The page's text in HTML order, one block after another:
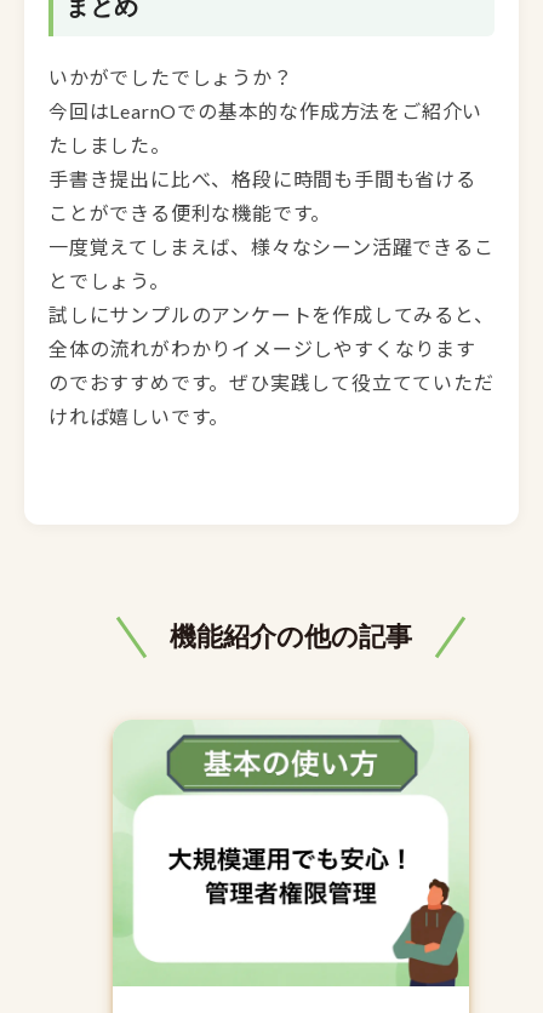
まとめ
いかがでしたでしょうか？
今回はLearnOでの基本的な作成方法をご紹介い
たしました。
手書き提出に比べ、格段に時間も手間も省ける
ことができる便利な機能です。
一度覚えてしまえば、様々なシーン活躍できるこ
とでしょう。
試しにサンプルのアンケートを作成してみると、
全体の流れがわかりイメージしやすくなります
のでおすすめです。ぜひ実践して役立てていただ
ければ嬉しいです。
機能紹介の他の記事